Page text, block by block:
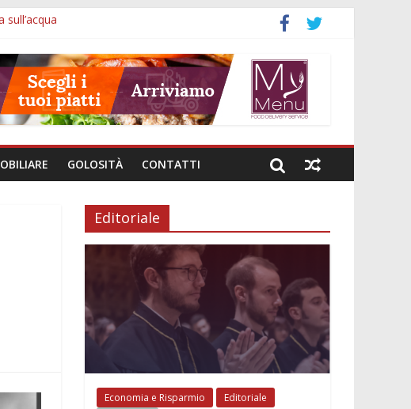
sugli investimenti
di genere
intestinale
GOLOSITÀ CONTATTI
Editoriale
Economia e Risparmio
Editoriale